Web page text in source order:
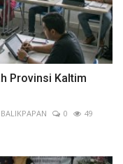
Provinsi Kaltim
0
49